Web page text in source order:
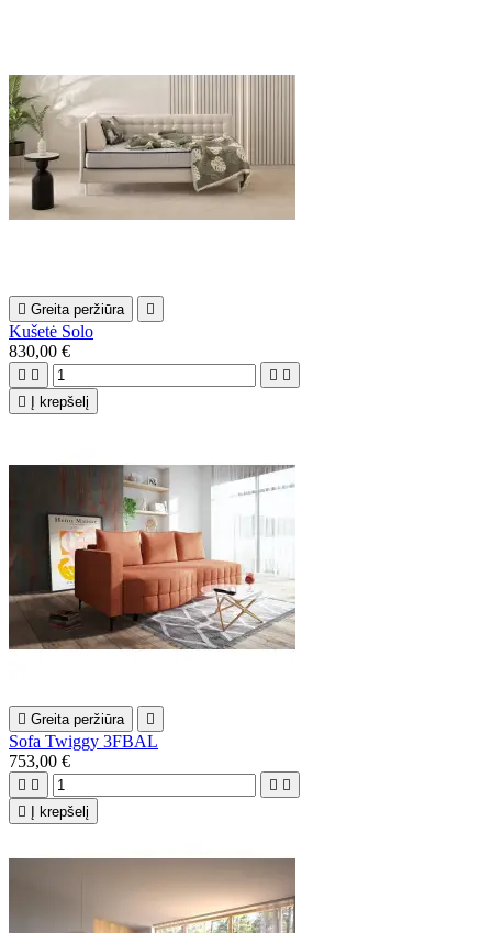
 Greita peržiūra 
Kušetė Solo
830,00 €
   

Į krepšelį
 Greita peržiūra 
Sofa Twiggy 3FBAL
753,00 €
   

Į krepšelį